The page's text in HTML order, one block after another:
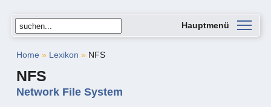
Hauptmenü
Home » Lexikon »NFS
NFS
Network File System